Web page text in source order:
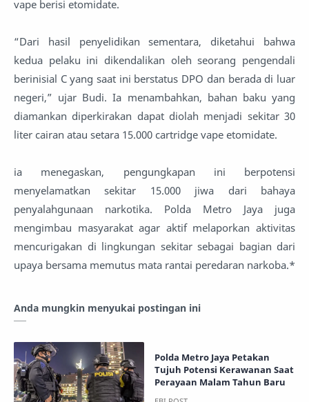
vape berisi etomidate.
“Dari hasil penyelidikan sementara, diketahui bahwa
kedua pelaku ini dikendalikan oleh seorang pengendali
berinisial C yang saat ini berstatus DPO dan berada di luar
negeri,” ujar Budi. Ia menambahkan, bahan baku yang
diamankan diperkirakan dapat diolah menjadi sekitar 30
liter cairan atau setara 15.000 cartridge vape etomidate.
ia menegaskan, pengungkapan ini berpotensi
menyelamatkan sekitar 15.000 jiwa dari bahaya
penyalahgunaan narkotika. Polda Metro Jaya juga
mengimbau masyarakat agar aktif melaporkan aktivitas
mencurigakan di lingkungan sekitar sebagai bagian dari
upaya bersama memutus mata rantai peredaran narkoba.*
Anda mungkin menyukai postingan ini
Polda Metro Jaya Petakan
Tujuh Potensi Kerawanan Saat
Perayaan Malam Tahun Baru